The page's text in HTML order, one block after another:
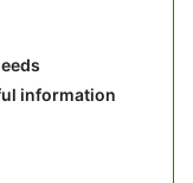
information